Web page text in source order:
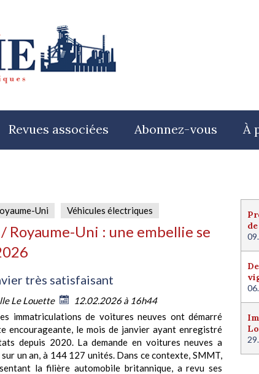
Revues associées Abonnez-vous À
Uni Véhicules électriques
Royaume-Uni : une embellie se
très satisfaisant
Le Louette
12.02.2026 à 16h44
immatriculations de voitures neuves ont démarré
encourageante, le mois de janvier ayant enregistré
depuis 2020. La demande en voitures neuves a
un an, à 144 127 unités. Dans ce contexte, SMMT,
la filière automobile britannique, a revu ses